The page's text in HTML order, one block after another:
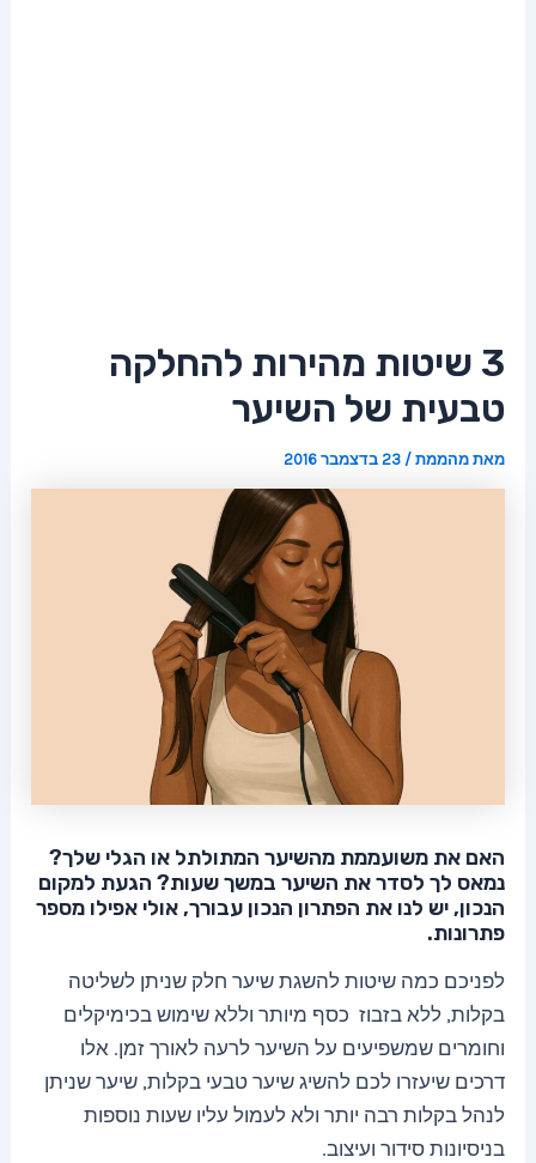
3 שיטות מהירות להחלקה
טבעית של השיער
מאתמהממת/23 בדצמבר 2016
האם את משועממת מהשיער המתולתל או הגלי שלך?
נמאס לך לסדר את השיער במשך שעות? הגעת למקום
הנכון, יש לנו את הפתרון הנכון עבורך, אולי אפילו מספר
פתרונות.
לפניכם כמה שיטות להשגת שיער חלק שניתן לשליטה
בקלות, ללא בזבוז כסף מיותר וללא שימוש בכימיקלים
וחומרים שמשפיעים על השיער לרעה לאורך זמן. אלו
דרכים שיעזרו לכם להשיג שיער טבעי בקלות, שיער שניתן
לנהל בקלות רבה יותר ולא לעמול עליו שעות נוספות
בניסיונות סידור ועיצוב.